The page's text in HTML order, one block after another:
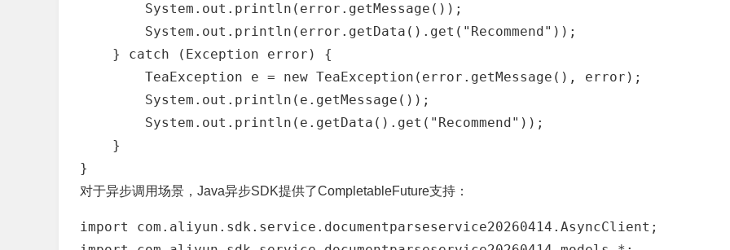
        System.out.println(error.getMessage());
        System.out.println(error.getData().get("Recommend"));
    } catch (Exception error) {
        TeaException e = new TeaException(error.getMessage(), error);
        System.out.println(e.getMessage());
        System.out.println(e.getData().get("Recommend"));
    }
}
对于异步调用场景，Java异步SDK提供了CompletableFuture支持：
import com.aliyun.sdk.service.documentparseservice20260414.AsyncClient;